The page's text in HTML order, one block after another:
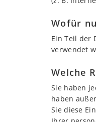
Wofür
Ein Teil der
verwendet
Welche
Sie haben
haben
Sie diese